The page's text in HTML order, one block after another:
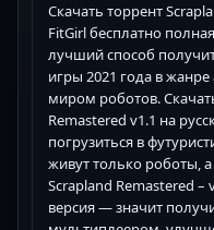
Скачать торрент
FitGirl бесплатно
лучший способ
игры 2021 года в
миром роботов.
Remastered v1.1 на
погрузиться в
живут только роботы,
Scrapland Remastered –
версия — значит